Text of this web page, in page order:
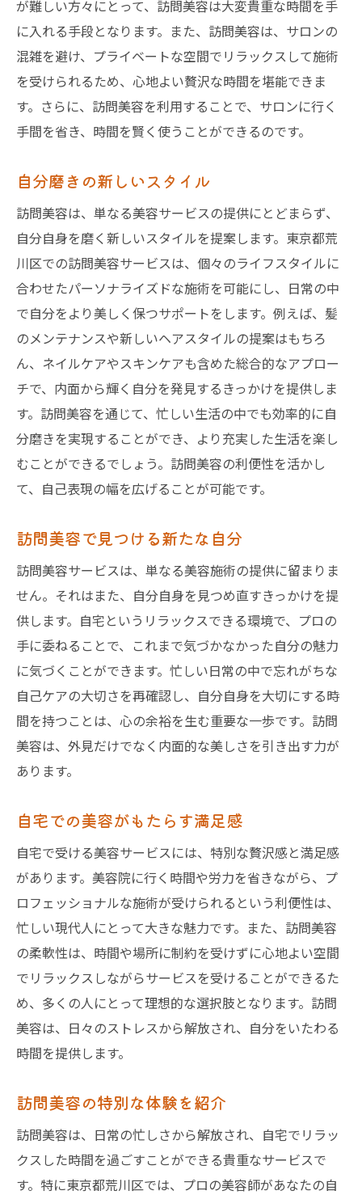
が難しい方々にとって、訪問美容は大変貴重な時間を手
に入れる手段となります。また、訪問美容は、サロンの
混雑を避け、プライベートな空間でリラックスして施術
を受けられるため、心地よい贅沢な時間を堪能できま
す。さらに、訪問美容を利用することで、サロンに行く
手間を省き、時間を賢く使うことができるのです。
自分磨きの新しいスタイル
訪問美容は、単なる美容サービスの提供にとどまらず、
自分自身を磨く新しいスタイルを提案します。東京都荒
川区での訪問美容サービスは、個々のライフスタイルに
合わせたパーソナライズドな施術を可能にし、日常の中
で自分をより美しく保つサポートをします。例えば、髪
のメンテナンスや新しいヘアスタイルの提案はもちろ
ん、ネイルケアやスキンケアも含めた総合的なアプロー
チで、内面から輝く自分を発見するきっかけを提供しま
す。訪問美容を通じて、忙しい生活の中でも効率的に自
分磨きを実現することができ、より充実した生活を楽し
むことができるでしょう。訪問美容の利便性を活かし
て、自己表現の幅を広げることが可能です。
訪問美容で見つける新たな自分
訪問美容サービスは、単なる美容施術の提供に留まりま
せん。それはまた、自分自身を見つめ直すきっかけを提
供します。自宅というリラックスできる環境で、プロの
手に委ねることで、これまで気づかなかった自分の魅力
に気づくことができます。忙しい日常の中で忘れがちな
自己ケアの大切さを再確認し、自分自身を大切にする時
間を持つことは、心の余裕を生む重要な一歩です。訪問
美容は、外見だけでなく内面的な美しさを引き出す力が
あります。
自宅での美容がもたらす満足感
自宅で受ける美容サービスには、特別な贅沢感と満足感
があります。美容院に行く時間や労力を省きながら、プ
ロフェッショナルな施術が受けられるという利便性は、
忙しい現代人にとって大きな魅力です。また、訪問美容
の柔軟性は、時間や場所に制約を受けずに心地よい空間
でリラックスしながらサービスを受けることができるた
め、多くの人にとって理想的な選択肢となります。訪問
美容は、日々のストレスから解放され、自分をいたわる
時間を提供します。
訪問美容の特別な体験を紹介
訪問美容は、日常の忙しさから解放され、自宅でリラッ
クスした時間を過ごすことができる貴重なサービスで
す。特に東京都荒川区では、プロの美容師があなたの自